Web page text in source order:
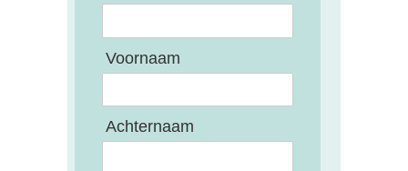
Voornaam
Achternaam